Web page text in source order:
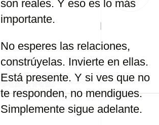
son reales. Y eso es lo más
importante.
No esperes las relaciones,
constrúyelas. Invierte en ellas.
Está presente. Y si ves que no
te responden, no mendigues.
Simplemente sigue adelante.